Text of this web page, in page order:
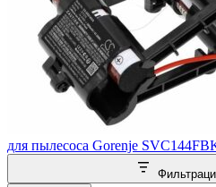
для пылесоса Gorenje